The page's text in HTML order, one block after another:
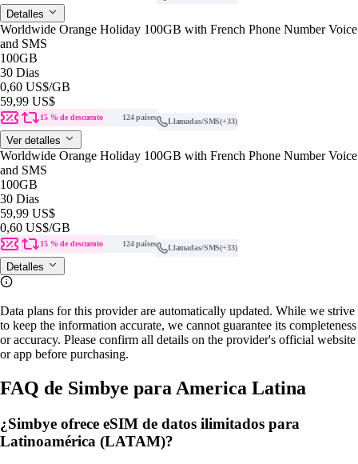
Detalles
Worldwide Orange Holiday 100GB with French Phone Number Voice
and SMS
100GB
30 Dias
0,60 US$/GB
59,99 US$
15 % de descuento 124 países Llamadas/SMS(+33)
Ver detalles
Worldwide Orange Holiday 100GB with French Phone Number Voice
and SMS
100GB
30 Dias
59,99 US$
0,60 US$/GB
15 % de descuento 124 países Llamadas/SMS(+33)
Detalles
Data plans for this provider are automatically updated. While we strive
to keep the information accurate, we cannot guarantee its completeness
or accuracy. Please confirm all details on the provider's official website
or app before purchasing.
FAQ de Simbye para America Latina
¿Simbye ofrece eSIM de datos ilimitados para
Latinoamérica (LATAM)?